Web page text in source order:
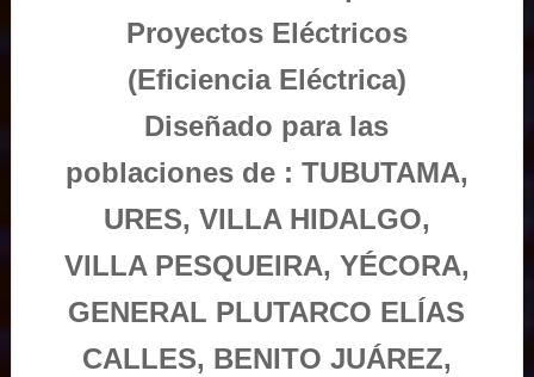
Proyectos Eléctricos
(Eficiencia Eléctrica)
Diseñado para las
poblaciones de : TUBUTAMA,
URES, VILLA HIDALGO,
VILLA PESQUEIRA, YÉCORA,
GENERAL PLUTARCO ELÍAS
CALLES, BENITO JUÁREZ,